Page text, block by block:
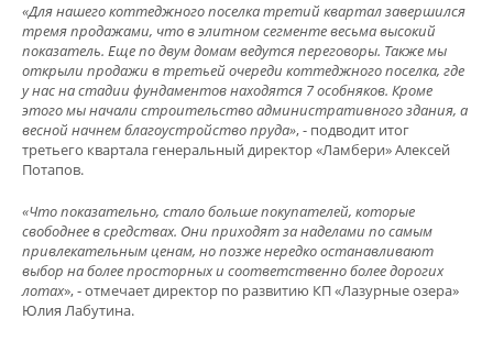
«Для нашего коттеджного поселка третий квартал завершился
тремя продажами, что в элитном сегменте весьма высокий
показатель. Еще по двум домам ведутся переговоры. Также мы
открыли продажи в третьей очереди коттеджного поселка, где
у нас на стадии фундаментов находятся 7 особняков. Кроме
этого мы начали строительство административного здания, а
весной начнем благоустройство пруда», - подводит итог
третьего квартала генеральный директор «Ламбери» Алексей
Потапов.
«Что показательно, стало больше покупателей, которые
свободнее в средствах. Они приходят за наделами по самым
привлекательным ценам, но позже нередко останавливают
выбор на более просторных и соответственно более дорогих
лотах», - отмечает директор по развитию КП «Лазурные озера»
Юлия Лабутина.